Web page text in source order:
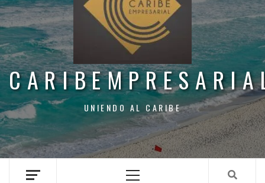
UNIENDO AL CARIBE
Menu